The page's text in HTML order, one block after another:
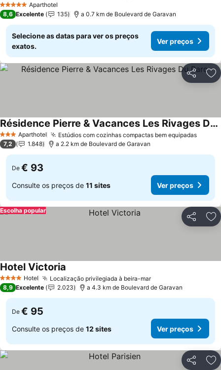
5 Estrelas Aparthotel
8,6 Excelente 135 a 0.7 km de Boulevard de Garavan
Selecione as datas para ver os preços
exatos.
Ver preços
Partilhar
3 EstrelasAparthotel Estúdios com cozinhas compactas bem equipadas
Résidence Pierre & Vacances Les Rivages Du Parc
7,2 1.848 a 2.2 km de Boulevard de Garavan
De € 93
Consulte os preços de 11 sites Ver preços
Partilhar
Escolha popular
4 EstrelasHotel Localização privilegiada à beira-mar
Hotel Victoria
8,9 Excelente 2.023 a 4.3 km de Boulevard de Garavan
De € 95
Consulte os preços de 12 sites Ver preços
Partilhar